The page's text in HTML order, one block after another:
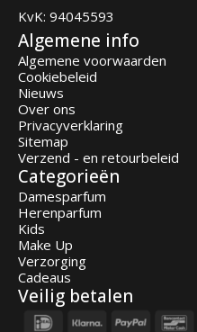
KvK: 94045593
Algemene info
Algemene voorwaarden
Cookiebeleid
Nieuws
Over ons
Privacyverklaring
Sitemap
Verzend - en retourbeleid
Categorieën
Damesparfum
Herenparfum
Kids
Make Up
Verzorging
Cadeaus
Veilig betalen